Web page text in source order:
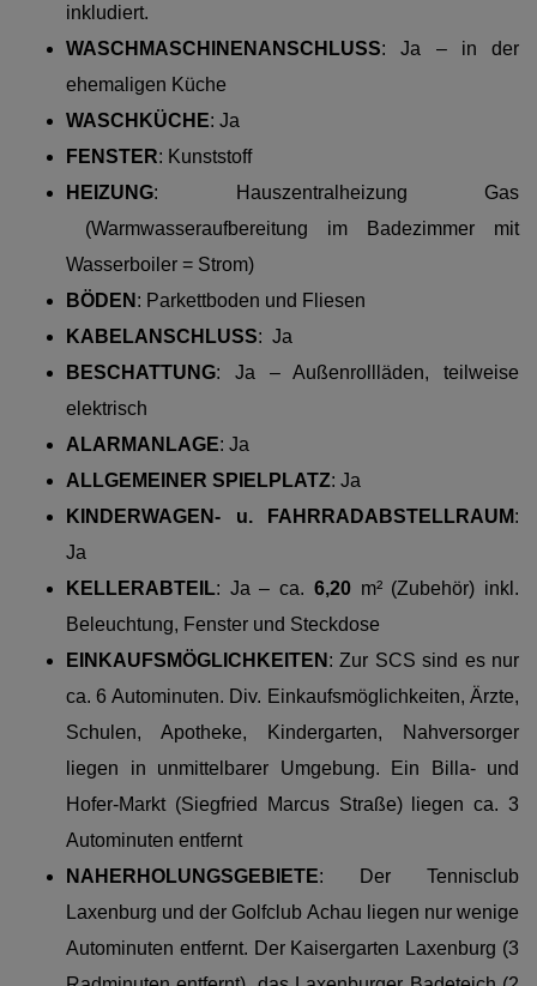
inkludiert.
WASCHMASCHINENANSCHLUSS: Ja – in der
ehemaligen Küche
WASCHKÜCHE: Ja
FENSTER: Kunststoff
HEIZUNG: Hauszentralheizung Gas
(Warmwasseraufbereitung im Badezimmer mit
Wasserboiler = Strom)
BÖDEN : Parkettboden und Fliesen
KABELANSCHLUSS: Ja
BESCHATTUNG: Ja – Außenrollläden, teilweise
elektrisch
ALARMANLAGE: Ja
ALLGEMEINER SPIELPLATZ: Ja
KINDERWAGEN- u. FAHRRADABSTELLRAUM:
Ja
KELLERABTEIL: Ja – ca. 6,20m² (Zubehör) inkl.
Beleuchtung, Fenster und Steckdose
EINKAUFSMÖGLICHKEITEN :Zur SCS sind es nur
ca. 6 Autominuten. Div. Einkaufsmöglichkeiten, Ärzte,
Schulen, Apotheke, Kindergarten, Nahversorger
liegen in unmittelbarer Umgebung. Ein Billa- und
Hofer-Markt (Siegfried Marcus Straße) liegen ca. 3
Autominuten entfernt
NAHERHOLUNGSGEBIETE:
Der Tennisclub
Laxenburg und der Golfclub Achau liegen nur wenige
Autominuten entfernt. Der Kaisergarten Laxenburg (3